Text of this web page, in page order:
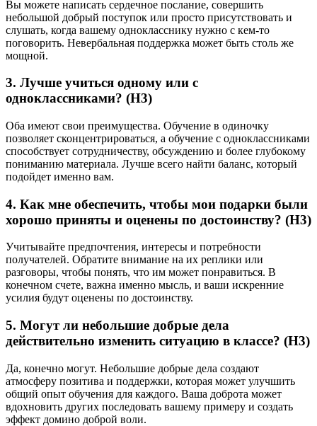
Вы можете написать сердечное послание, совершить
небольшой добрый поступок или просто присутствовать и
слушать, когда вашему однокласснику нужно с кем-то
поговорить. Невербальная поддержка может быть столь же
мощной.
3. Лучше учиться одному или с
одноклассниками? (Н3)
Оба имеют свои преимущества. Обучение в одиночку
позволяет сконцентрироваться, а обучение с одноклассниками
способствует сотрудничеству, обсуждению и более глубокому
пониманию материала. Лучше всего найти баланс, который
подойдет именно вам.
4. Как мне обеспечить, чтобы мои подарки были
хорошо приняты и оценены по достоинству? (Н3)
Учитывайте предпочтения, интересы и потребности
получателей. Обратите внимание на их реплики или
разговоры, чтобы понять, что им может понравиться. В
конечном счете, важна именно мысль, и ваши искренние
усилия будут оценены по достоинству.
5. Могут ли небольшие добрые дела
действительно изменить ситуацию в классе? (Н3)
Да, конечно могут. Небольшие добрые дела создают
атмосферу позитива и поддержки, которая может улучшить
общий опыт обучения для каждого. Ваша доброта может
вдохновить других последовать вашему примеру и создать
эффект домино доброй воли.